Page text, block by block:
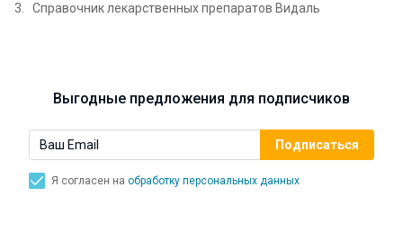
Справочник лекарственных препаратов Видаль
Выгодные предложения для подписчиков
Я согласен на обработку персональных данных